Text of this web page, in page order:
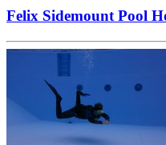
Felix Sidemount Pool